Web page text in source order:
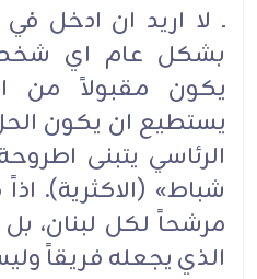
ـ لا اريد ان ادخل
بشكل عام اي
يكون مقبولاً من
يستطيع ان يكون
شباط» (الاكثرية).
مرشحاً لكل لبنان،
الذي يجعله فريقاً